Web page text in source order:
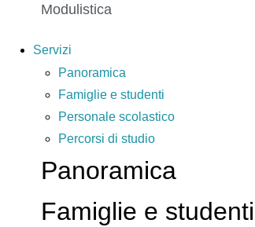
Modulistica
Servizi
Panoramica
Famiglie e studenti
Personale scolastico
Percorsi di studio
Panoramica
Famiglie e studenti